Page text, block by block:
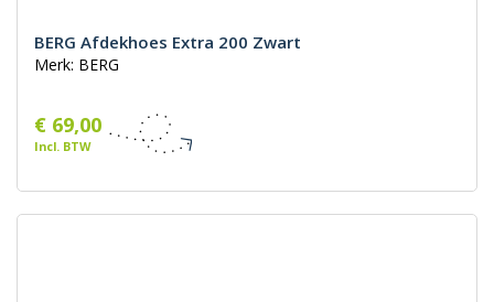
BERG Afdekhoes Extra 200 Zwart
Merk: BERG
€ 69,00
Incl. BTW